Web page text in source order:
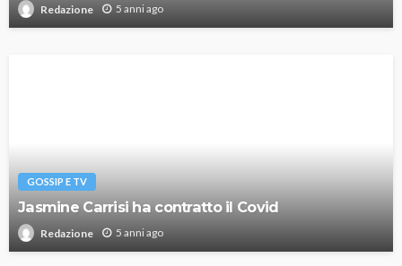
Redazione 5 anni ago
GOSSIP E TV
Jasmine Carrisi ha contratto il Covid
Redazione 5 anni ago